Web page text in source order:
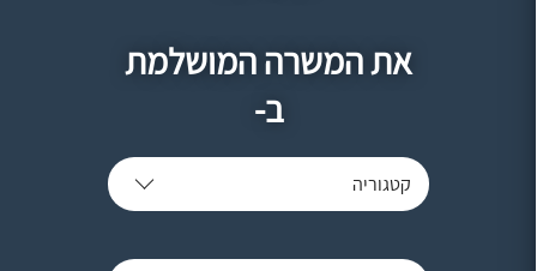
את המשרה המושלמת
ב-
קטגוריה